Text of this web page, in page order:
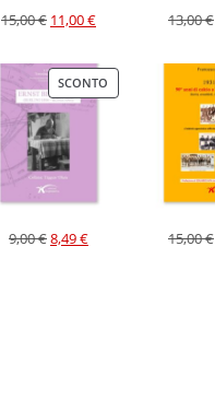
15,00€ 11,00€ 13,00€
SCONTO
9,00€8,49€ 15,00€